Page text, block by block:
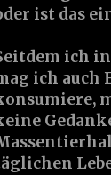
ist das
ich
ich auch